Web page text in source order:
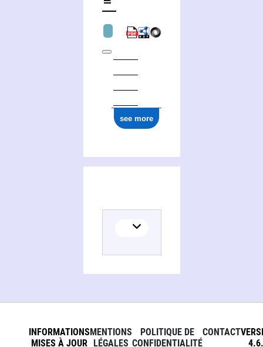
see more
INFORMATIONS
MISES À JOUR
MENTIONS
LÉGALES
POLITIQUE DE
CONFIDENTIALITÉ
CONTACT